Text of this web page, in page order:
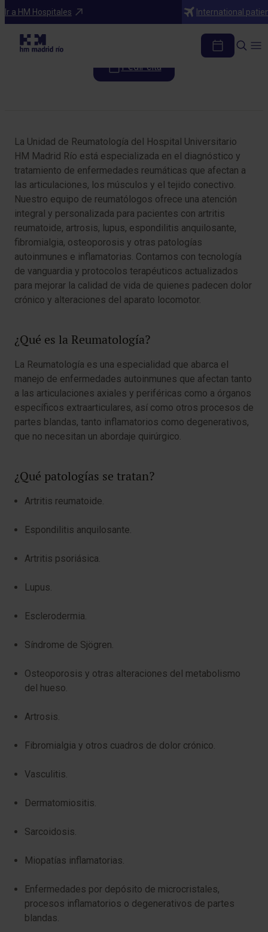
Ir a HM Hospitales International
Especialidades
Reumatología
Pedir cita
La Unidad de Reumatología del Hospital Universitario
HM Madrid Río está especializada en el diagnóstico y
tratamiento de enfermedades reumáticas que afectan a
las articulaciones, los músculos y el tejido conectivo.
Nuestro equipo de reumatólogos ofrece una atención
integral y personalizada para pacientes con artritis
reumatoide, artrosis, lupus, espondilitis anquilosante,
fibromialgia, osteoporosis y otras patologías
autoinmunes e inflamatorias. Contamos con tecnología
de vanguardia y protocolos terapéuticos actualizados
para mejorar la calidad de vida de quienes padecen dolor
crónico y alteraciones del aparato locomotor.
¿Qué es la Reumatología?
La Reumatología es una especialidad que abarca el
manejo de enfermedades autoinmunes que afectan tanto
a las articulaciones axiales y periféricas como a órganos
específicos extraarticulares, así como otros procesos de
partes blandas, tanto inflamatorios como degenerativos,
que no necesitan un abordaje quirúrgico.
¿Qué patologías se tratan?
Artritis reumatoide.
Espondilitis anquilosante.
Artritis psoriásica.
Lupus.
Esclerodermia.
Síndrome de Sjögren.
Osteoporosis y otras alteraciones del metabolismo
del hueso.
Artrosis.
Fibromialgia y otros cuadros de dolor crónico.
Vasculitis.
Dermatomiositis.
Sarcoidosis.
Miopatías inflamatorias.
Enfermedades por depósito de microcristales,
procesos inflamatorios o degenerativos de partes
blandas.